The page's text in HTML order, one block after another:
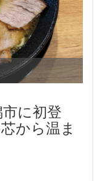
に初登
から温ま